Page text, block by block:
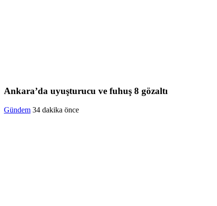
Ankara’da uyuşturucu ve fuhuş 8 gözaltı
Gündem 34 dakika önce